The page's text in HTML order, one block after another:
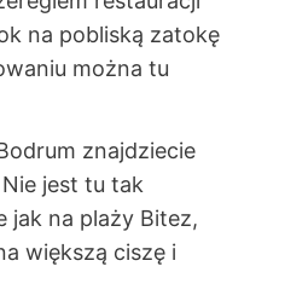
na pobliską zatokę
można tu
znajdziecie
jest tu tak
jak na plaży Bitez,
większą ciszę i